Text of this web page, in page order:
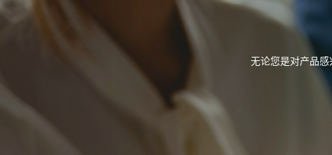
无论您是对产品